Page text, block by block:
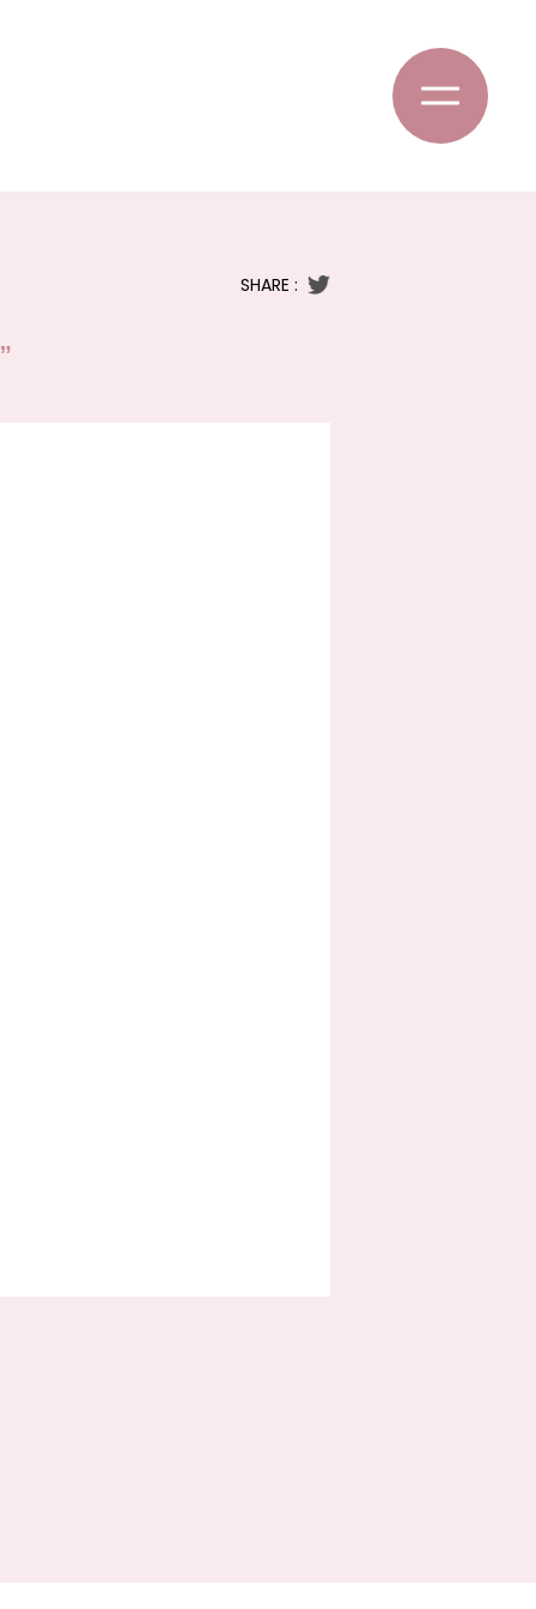
SHARE :